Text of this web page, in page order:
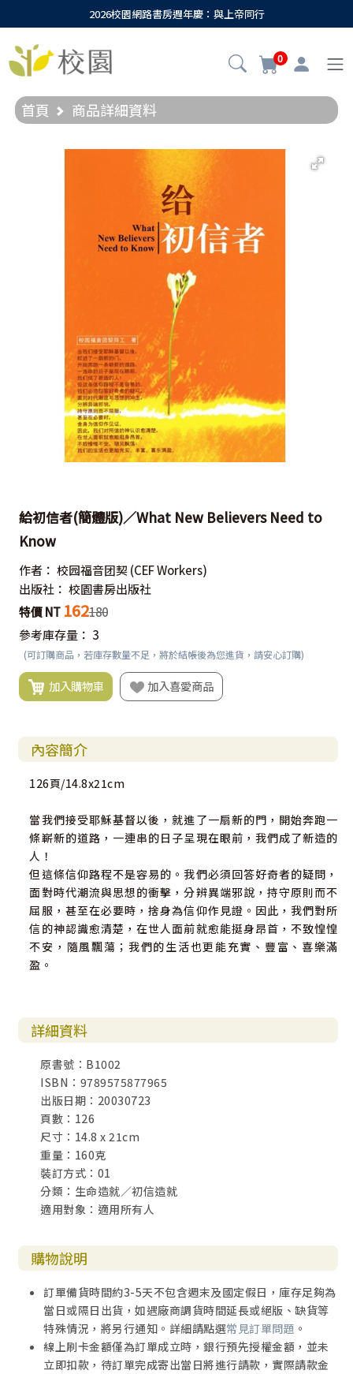
2026校園網路書房週年慶：與上帝同行
0
首頁 商品詳細資料
給初信者(簡體版)／What New Believers Need to
Know
作者： 校园福音团契 (CEF Workers)
出版社： 校園書房出版社
特價 NT 162180
參考庫存量： 3
(可訂購商品，若庫存數量不足，將於結帳後為您進貨，請安心訂購)
加入購物車 加入喜愛商品
內容簡介
126頁/14.8x21cm
當我們接受耶穌基督以後，就進了一扇新的門，開始奔跑一
條嶄新的道路，一連串的日子呈現在眼前，我們成了新造的
人！
但這條信仰路程不是容易的。我們必須回答好奇者的疑問，
面對時代潮流與思想的衝擊，分辨異端邪說，持守原則而不
屈服，甚至在必要時，捨身為信仰作見證。因此，我們對所
信的神認識愈清楚，在世人面前就愈能挺身昂首，不致惶惶
不安，隨風飄蕩；我們的生活也更能充實、豐富、喜樂滿
盈。
詳細資料
原書號：B1002
ISBN：9789575877965
出版日期：20030723
頁數：126
尺寸：14.8 x 21cm
重量：160克
裝訂方式：01
分類：生命造就／初信造就
適用對象：適用所有人
購物說明
訂單備貨時間約3-5天不包含週末及國定假日，庫存足夠為
當日或隔日出貨，如遇廠商調貨時間延長或絕版、缺貨等
特殊情況，將另行通知。詳細請點選常見訂單問題 。
線上刷卡金額僅為訂單成立時，銀行預先授權金額，並未
立即扣款，待訂單完成寄出當日將進行請款，實際請款金